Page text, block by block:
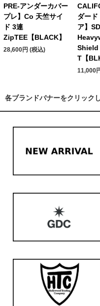
PRE-アンダーカバー
プレ】Co 天竺サイ
ド 3連
ZipTEE【BLACK】
28,600円 (税込)
ダード
ア】SD
T【
11,000
各ブランドバナーをクリック